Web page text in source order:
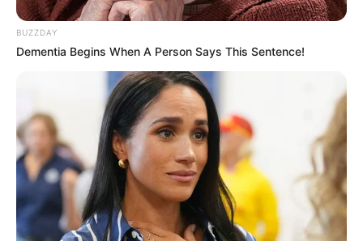
nos princípios cooperativistas e direitos humanos.
BUZZDAY
Dementia Begins When A Person Says This Sentence!